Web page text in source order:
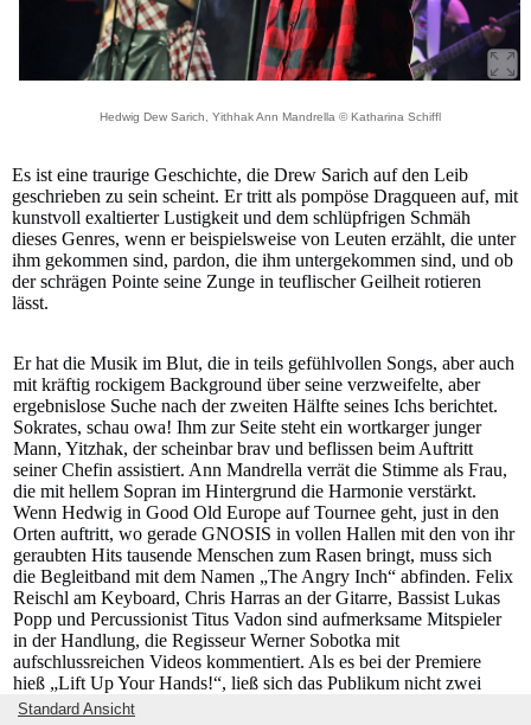
Hedwig Dew Sarich, Yithhak Ann Mandrella © Katharina Schiffl
Es ist eine traurige Geschichte, die Drew Sarich auf den Leib
geschrieben zu sein scheint. Er tritt als pompöse Dragqueen auf, mit
kunstvoll exaltierter Lustigkeit und dem schlüpfrigen Schmäh
dieses Genres, wenn er beispielsweise von Leuten erzählt, die unter
ihm gekommen sind, pardon, die ihm untergekommen sind, und ob
der schrägen Pointe seine Zunge in teuflischer Geilheit rotieren
lässt.
Er hat die Musik im Blut, die in teils gefühlvollen Songs, aber auch
mit kräftig rockigem Background über seine verzweifelte, aber
ergebnislose Suche nach der zweiten Hälfte seines Ichs berichtet.
Sokrates, schau owa! Ihm zur Seite steht ein wortkarger junger
Mann, Yitzhak, der scheinbar brav und beflissen beim Auftritt
seiner Chefin assistiert. Ann Mandrella verrät die Stimme als Frau,
die mit hellem Sopran im Hintergrund die Harmonie verstärkt.
Wenn Hedwig in Good Old Europe auf Tournee geht, just in den
Orten auftritt, wo gerade GNOSIS in vollen Hallen mit den von ihr
geraubten Hits tausende Menschen zum Rasen bringt, muss sich
die Begleitband mit dem Namen „The Angry Inch“ abfinden. Felix
Reischl am Keyboard, Chris Harras an der Gitarre, Bassist Lukas
Popp und Percussionist Titus Vadon sind aufmerksame Mitspieler
in der Handlung, die Regisseur Werner Sobotka mit
aufschlussreichen Videos kommentiert. Als es bei der Premiere
hieß „Lift Up Your Hands!“, ließ sich das Publikum nicht zwei
Mal bitten, diesen Abend im Vindobona lautstark und frenetisch zu
Standard Ansicht